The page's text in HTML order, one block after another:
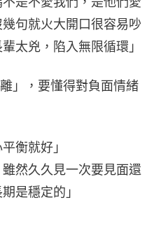
句就火大開口很容易吵
太兇，陷入無限循環」
」，要懂得對負面情緒
衡就好」
雖然久久見一次要見面還
是穩定的」